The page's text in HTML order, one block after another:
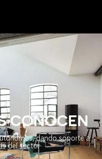
CONOCEN
dando soporte a
del sector